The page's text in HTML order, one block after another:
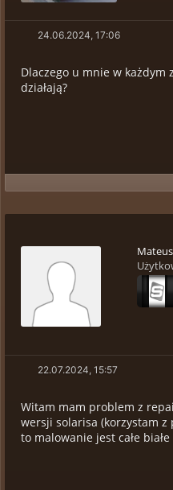
24.06.2024, 17:06
Dlaczego u mnie w każdym
działają?
22.07.2024, 15:57
Witam mam problem z
wersji solarisa (korzystam
to malowanie jest całe białe